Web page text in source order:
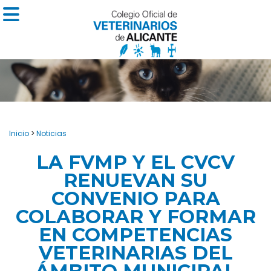
Inicio > Noticias
LA FVMP Y EL CVCV
RENUEVAN SU
CONVENIO PARA
COLABORAR Y FORMAR
EN COMPETENCIAS
VETERINARIAS DEL